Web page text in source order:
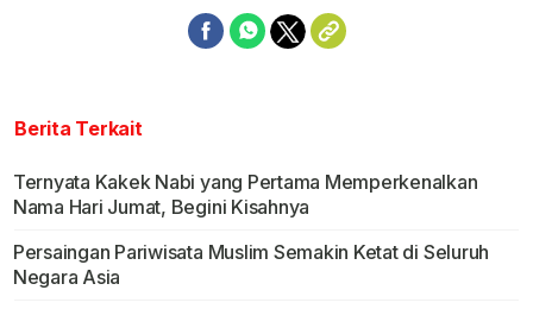
Berita Terkait
Ternyata Kakek Nabi yang Pertama Memperkenalkan
Nama Hari Jumat, Begini Kisahnya
Persaingan Pariwisata Muslim Semakin Ketat di Seluruh
Negara Asia